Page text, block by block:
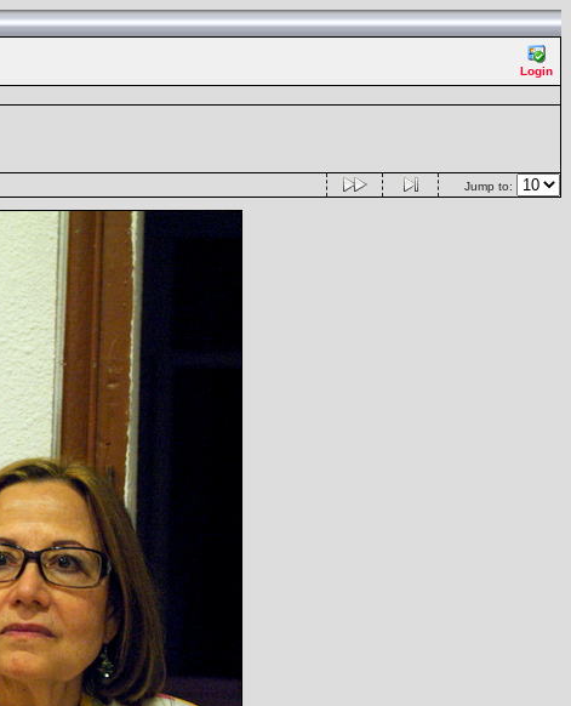
Login
Jump to: